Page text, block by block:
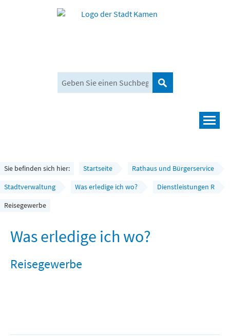
Suchen
Rathaus und Bürgerservice
Wirtschaft und Planen
Umwelt, Klima und Mobilität
Freizeit und Tourismus
Sie befinden sich hier: Startseite
Rathaus und Bürgerservice
Stadtverwaltung
Was erledige ich wo?
Dienstleistungen R
Reisegewerbe
Was erledige ich wo?
Reisegewerbe